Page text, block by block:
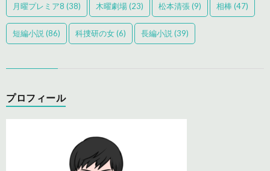
月曜プレミア8 (38) 木曜劇場(23) 松本清張(9) 相棒(47)
短編小説 (86) 科捜研の女(6) 長編小説 (39)
プロフィール